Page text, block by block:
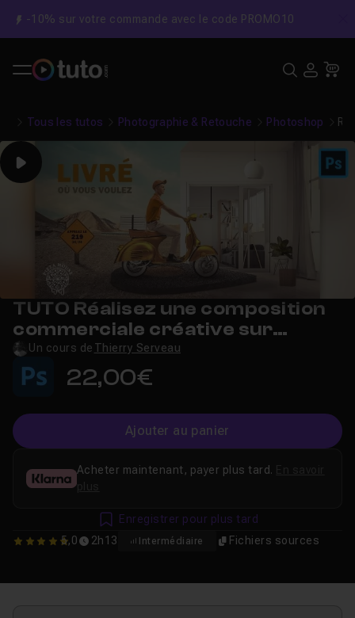
-10% sur votre commande avec le code PROMO10
Tous les tutos Photographie & Retouche Photoshop
Play
TUTO Réalisez une composition
commerciale créative sur
Photoshop
Un cours de Thierry Serveau
22,00€
Ajouter au panier
5 5,0 2h13 Intermédiaire Fichiers sources
Acheter maintenant, payer plus tard.
plus
Enregistrer pour plus tard